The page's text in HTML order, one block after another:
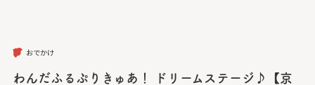
おでかけ
わんだふるぷりきゅあ！ ドリームステージ♪【京